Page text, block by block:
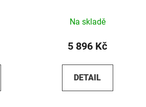
Na skladě
5 896 Kč
DETAIL